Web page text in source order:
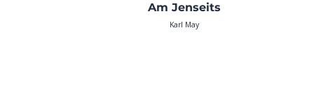
Am Jenseits
Karl May